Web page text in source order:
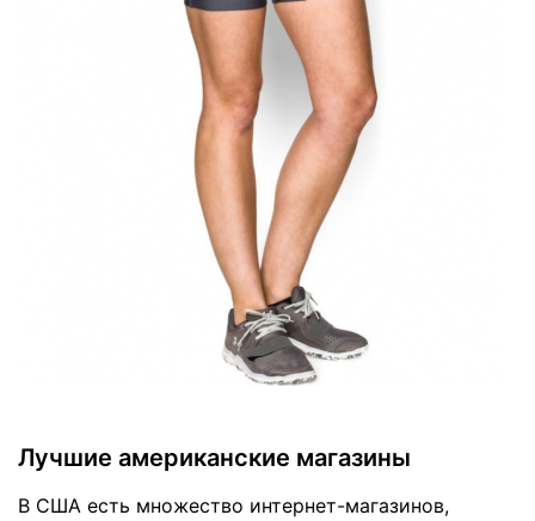
Лучшие американские магазины
В США есть множество интернет-магазинов,